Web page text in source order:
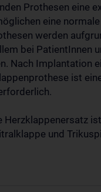
Prothesen eine
eine
werden
bei PatientInnen
Nach Implantation
ist
Herzklappenersatz
und